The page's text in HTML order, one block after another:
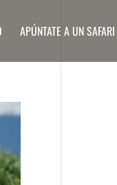
APÚNTATE A UN SAFARI